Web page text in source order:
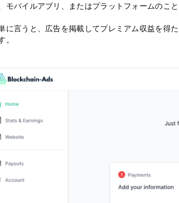
モバイルアプリ、またはプラットフォームのこと
に言うと、広告を掲載してプレミアム収益を得
。